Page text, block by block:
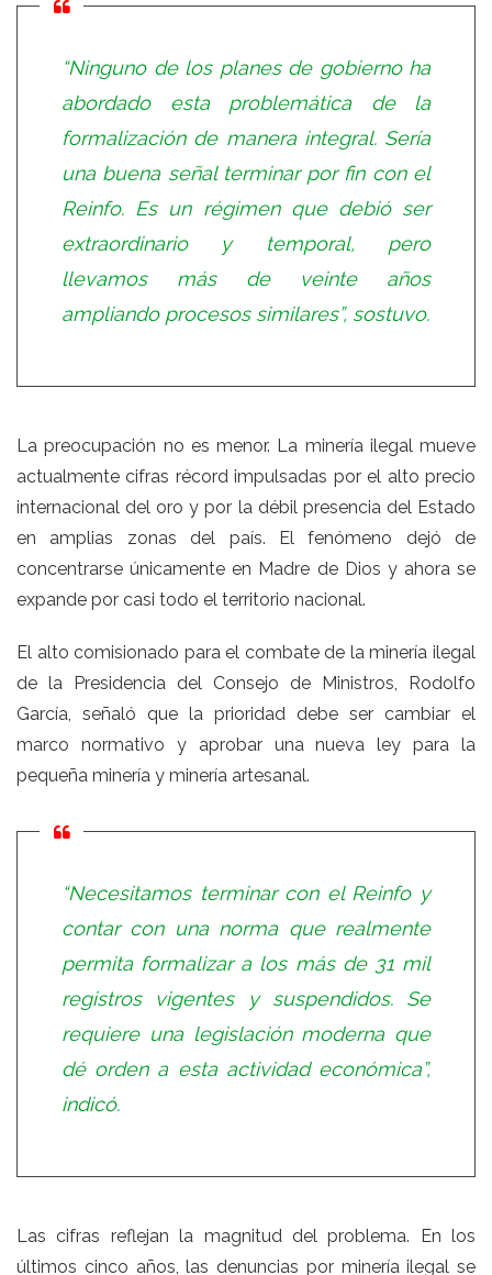
“Ninguno de los planes de gobierno ha
abordado esta problemática de la
formalización de manera integral. Sería
una buena señal terminar por fin con el
Reinfo. Es un régimen que debió ser
extraordinario y temporal, pero
llevamos más de veinte años
ampliando procesos similares”, sostuvo.
La preocupación no es menor. La minería ilegal mueve
actualmente cifras récord impulsadas por el alto precio
internacional del oro y por la débil presencia del Estado
en amplias zonas del país. El fenómeno dejó de
concentrarse únicamente en Madre de Dios y ahora se
expande por casi todo el territorio nacional.
El alto comisionado para el combate de la minería ilegal
de la Presidencia del Consejo de Ministros, Rodolfo
García, señaló que la prioridad debe ser cambiar el
marco normativo y aprobar una nueva ley para la
pequeña minería y minería artesanal.
“Necesitamos terminar con el Reinfo y
contar con una norma que realmente
permita formalizar a los más de 31 mil
registros vigentes y suspendidos. Se
requiere una legislación moderna que
dé orden a esta actividad económica”,
indicó.
Las cifras reflejan la magnitud del problema. En los
últimos cinco años, las denuncias por minería ilegal se